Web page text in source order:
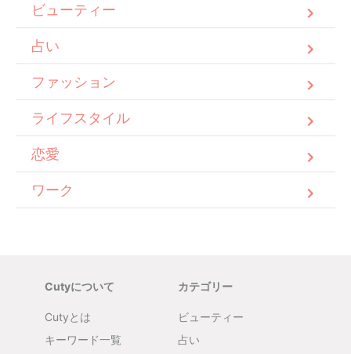
ビューティー
占い
ファッション
ライフスタイル
恋愛
ワーク
Cutyについて
Cutyとは
キーワード一覧
カテゴリー
ビューティー
占い